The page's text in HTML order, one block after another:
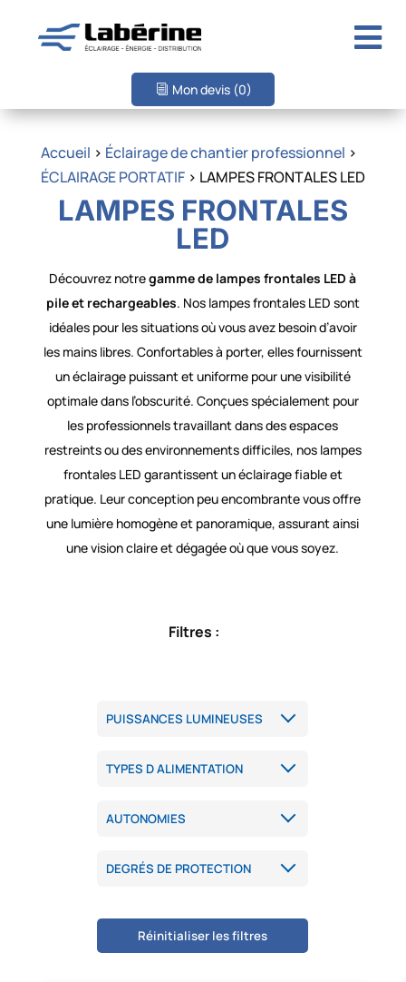

Mon devis (0)
Accueil > Éclairage de chantier professionnel >
ÉCLAIRAGE PORTATIF> LAMPES FRONTALES LED
LAMPES FRONTALES
LED
Découvrez notregamme de lampes frontales LED à
pile et rechargeables. Nos lampes frontales LED sont
idéales pour les situations où vous avez besoin d’avoir
les mains libres. Confortables à porter, elles fournissent
un éclairage puissant et uniforme pour une visibilité
optimale dans l’obscurité. Conçues spécialement pour
les professionnels travaillant dans des espaces
restreints ou des environnements difficiles, nos lampes
frontales LED garantissent un éclairage fiable et
pratique. Leur conception peu encombrante vous offre
une lumière homogène et panoramique, assurant ainsi
une vision claire et dégagée où que vous soyez.
Filtres :
Réinitialiser les filtres